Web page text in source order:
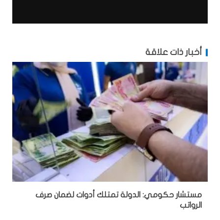
أخبار ذات علاقة
مستشار حكومي: الدولة تمتلك أدوات لضمان صرف
الرواتب